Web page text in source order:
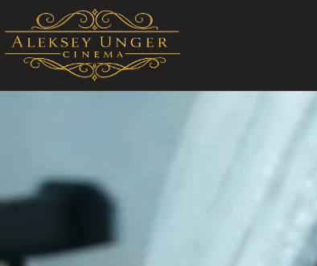
STARTSEITE ALEKSEY UNGER CINEMA